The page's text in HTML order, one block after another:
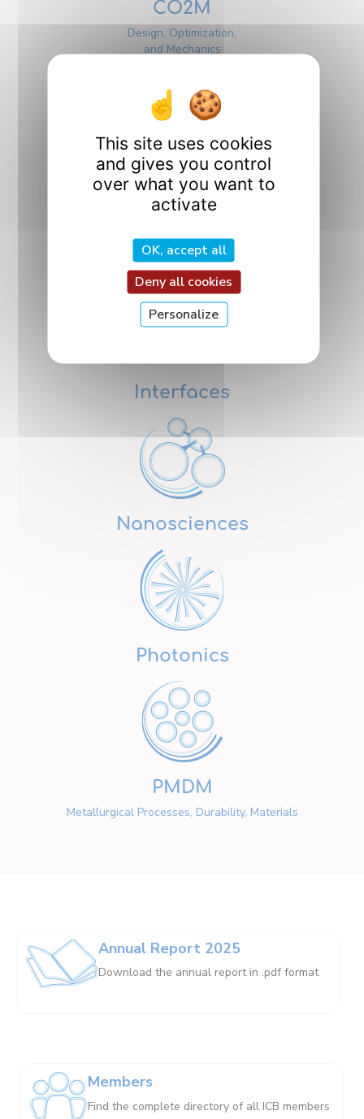
CO2M
Design, Optimization,
and Mechanics
ICQ
and Controls
Interfaces
Nanosciences
Photonics
PMDM
Metallurgical Processes, Durability, Materials
Annual Report 2025
Download the annual report in .pdf format
Members
Find the complete directory of all ICB members
This site uses cookies
and gives you control
over what you want to
activate
OK, accept all
Deny all cookies
Personalize